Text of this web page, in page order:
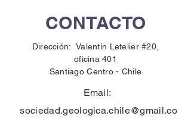
CONTACTO
Dirección: Valentín Letelier #20,
oficina 401
Santiago Centro - Chile
Email:
sociedad.geologica.chile@gmail.co